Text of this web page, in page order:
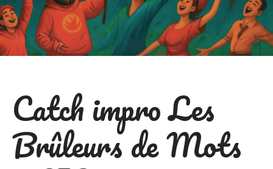
Catch impro Les
Brûleurs de Mots